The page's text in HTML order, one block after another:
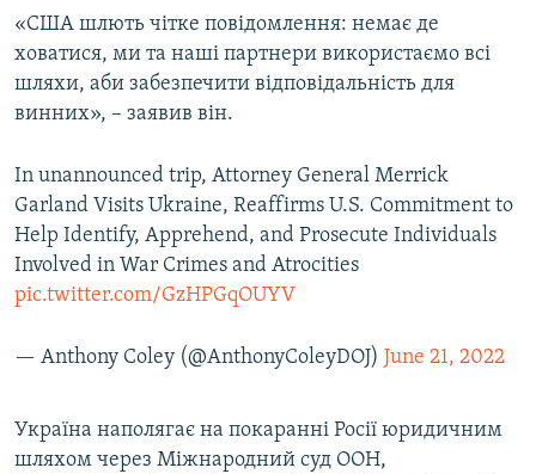
«США шлють чітке повідомлення: немає де
ховатися, ми та наші партнери використаємо всі
шляхи, аби забезпечити відповідальність для
винних», – заявив він.
In unannounced trip, Attorney General Merrick
Garland Visits Ukraine, Reaffirms U.S. Commitment to
Help Identify, Apprehend, and Prosecute Individuals
Involved in War Crimes and Atrocities
pic.twitter.com/GzHPGqOUYV
— Anthony Coley (@AnthonyColeyDOJ) June 21, 2022
Україна наполягає на покаранні Росії юридичним
шляхом через Міжнародний суд ООН,